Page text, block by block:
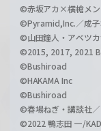
©赤坂アカ×横槍メン
©Pyramid,Inc.／成子
©山田鐘人・アベツ
©2015, 2017, 2021
©Bushiroad
©HAKAMA Inc
©Bushiroad
©春場ねぎ・講談社
©2022 鴨志田 一/